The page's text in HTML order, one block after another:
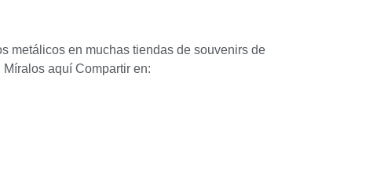
metálicos en muchas tiendas de souvenirs de
aquí Compartir en: